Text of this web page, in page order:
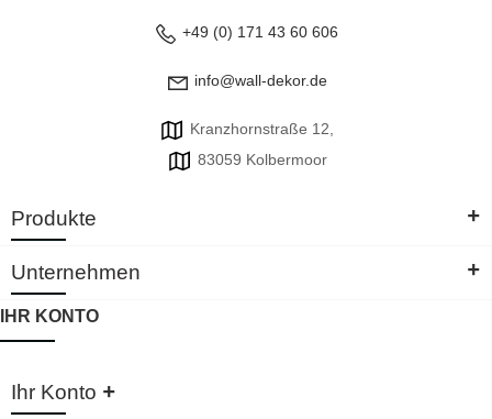
+49 (0) 171 43 60 606
info@wall-dekor.de
Kranzhornstraße 12,
83059 Kolbermoor
Produkte +
Unternehmen +
IHR KONTO
Ihr Konto +